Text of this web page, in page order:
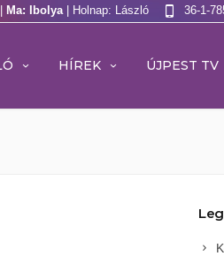
Ma: Ibolya | Holnap: László 36-1-
HÍREK ÚJPEST TV